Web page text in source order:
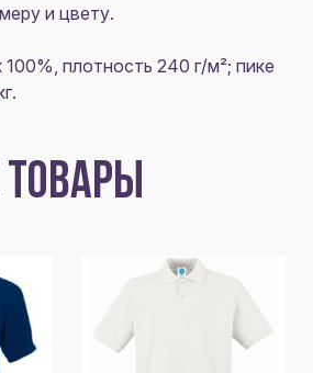
и цвету.
100%, плотность 240 г/м²; пике